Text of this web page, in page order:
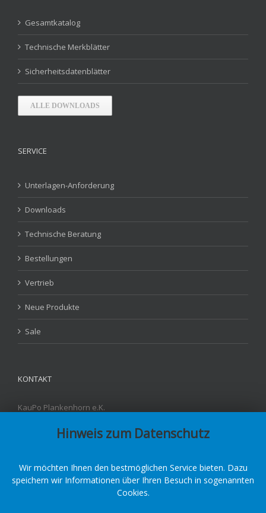
Gesamtkatalog
Technische Merkblätter
Sicherheitsdatenblätter
ALLE DOWNLOADS
SERVICE
Unterlagen-Anforderung
Downloads
Technische Beratung
Bestellungen
Vertrieb
Neue Produkte
Sale
KONTAKT
KauPo Plankenhorn e.K.
D - 78549 Spaichingen
E-Mail:info@kaupo.de
Hinweis zum Datenschutz
Wir möchten Ihnen den bestmöglichen Service bieten. Dazu
speichern wir Informationen über Ihren Besuch in sogenannten
Cookies.